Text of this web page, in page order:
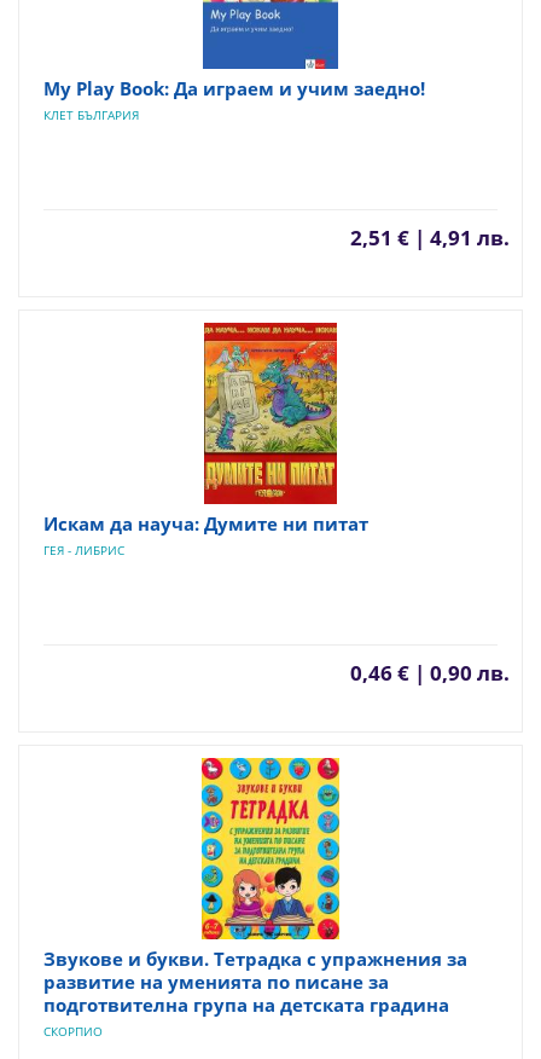
My Play Book: Да играем и учим заедно!
КЛЕТ БЪЛГАРИЯ
2,51 € | 4,91 лв.
Искам да науча: Думите ни питат
ГЕЯ - ЛИБРИС
0,46 € | 0,90 лв.
Звукове и букви. Тетрадка с упражнения за
развитие на уменията по писане за
подготвителна група на детската градина
СКОРПИО